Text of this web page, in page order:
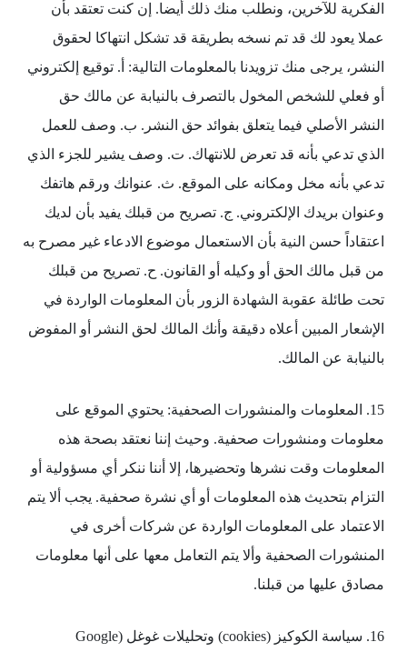
الفكرية للآخرين، ونطلب منك ذلك أيضا. إن كنت تعتقد بأن
عملا يعود لك قد تم نسخه بطريقة قد تشكل انتهاكا لحقوق
النشر، يرجى منك تزويدنا بالمعلومات التالية: أ‌. توقيع إلكتروني
أو فعلي للشخص المخول بالتصرف بالنيابة عن مالك حق
النشر الأصلي فيما يتعلق بفوائد حق النشر. ب‌. وصف للعمل
الذي تدعي بأنه قد تعرض للانتهاك. ت‌. وصف يشير للجزء الذي
تدعي بأنه مخل ومكانه على الموقع. ث‌. عنوانك ورقم هاتفك
وعنوان بريدك الإلكتروني. ج‌. تصريح من قبلك يفيد بأن لديك
اعتقاداً حسن النية بأن الاستعمال موضوع الادعاء غير مصرح به
من قبل مالك الحق أو وكيله أو القانون. ح‌. تصريح من قبلك
تحت طائلة عقوبة الشهادة الزور بأن المعلومات الواردة في
الإشعار المبين أعلاه دقيقة وأنك المالك لحق النشر أو المفوض
بالنيابة عن المالك.
15. المعلومات والمنشورات الصحفية: يحتوي الموقع على
معلومات ومنشورات صحفية. وحيث إننا نعتقد بصحة هذه
المعلومات وقت نشرها وتحضيرها، إلا أننا ننكر أي مسؤولية أو
التزام بتحديث هذه المعلومات أو أي نشرة صحفية. يجب ألا يتم
الاعتماد على المعلومات الواردة عن شركات أخرى في
المنشورات الصحفية وألا يتم التعامل معها على أنها معلومات
مصادق عليها من قبلنا.
16. سياسة الكوكيز (cookies) وتحليلات غوغل (Google